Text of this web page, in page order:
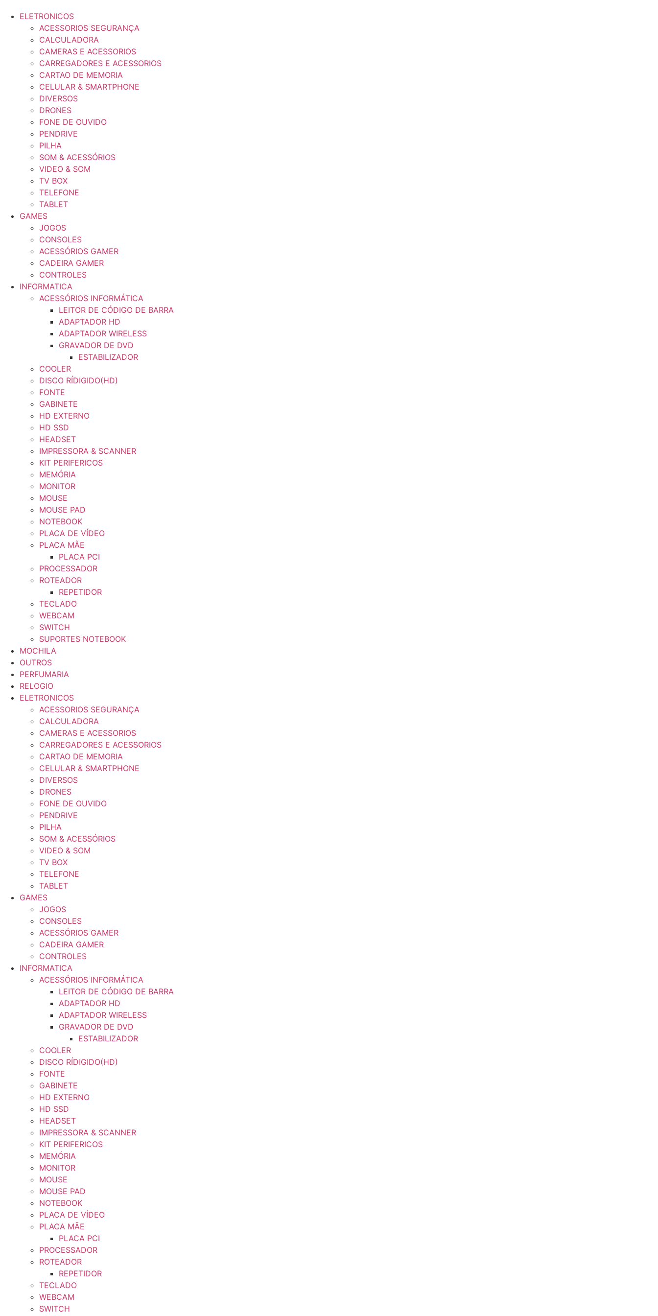
ELETRONICOS
ACESSORIOS SEGURANÇA
CALCULADORA
CAMERAS E ACESSORIOS
CARREGADORES E ACESSORIOS
CARTAO DE MEMORIA
CELULAR & SMARTPHONE
DIVERSOS
DRONES
FONE DE OUVIDO
PENDRIVE
PILHA
SOM & ACESSÓRIOS
VIDEO & SOM
TV BOX
TELEFONE
TABLET
GAMES
JOGOS
CONSOLES
ACESSÓRIOS GAMER
CADEIRA GAMER
CONTROLES
INFORMATICA
ACESSÓRIOS INFORMÁTICA
LEITOR DE CÓDIGO DE BARRA
ADAPTADOR HD
ADAPTADOR WIRELESS
GRAVADOR DE DVD
ESTABILIZADOR
COOLER
DISCO RÍDIGIDO(HD)
FONTE
GABINETE
HD EXTERNO
HD SSD
HEADSET
IMPRESSORA & SCANNER
KIT PERIFERICOS
MEMÓRIA
MONITOR
MOUSE
MOUSE PAD
NOTEBOOK
PLACA DE VÍDEO
PLACA MÃE
PLACA PCI
PROCESSADOR
ROTEADOR
REPETIDOR
TECLADO
WEBCAM
SWITCH
SUPORTES NOTEBOOK
MOCHILA
OUTROS
PERFUMARIA
RELOGIO
ELETRONICOS
ACESSORIOS SEGURANÇA
CALCULADORA
CAMERAS E ACESSORIOS
CARREGADORES E ACESSORIOS
CARTAO DE MEMORIA
CELULAR & SMARTPHONE
DIVERSOS
DRONES
FONE DE OUVIDO
PENDRIVE
PILHA
SOM & ACESSÓRIOS
VIDEO & SOM
TV BOX
TELEFONE
TABLET
GAMES
JOGOS
CONSOLES
ACESSÓRIOS GAMER
CADEIRA GAMER
CONTROLES
INFORMATICA
ACESSÓRIOS INFORMÁTICA
LEITOR DE CÓDIGO DE BARRA
ADAPTADOR HD
ADAPTADOR WIRELESS
GRAVADOR DE DVD
ESTABILIZADOR
COOLER
DISCO RÍDIGIDO(HD)
FONTE
GABINETE
HD EXTERNO
HD SSD
HEADSET
IMPRESSORA & SCANNER
KIT PERIFERICOS
MEMÓRIA
MONITOR
MOUSE
MOUSE PAD
NOTEBOOK
PLACA DE VÍDEO
PLACA MÃE
PLACA PCI
PROCESSADOR
ROTEADOR
REPETIDOR
TECLADO
WEBCAM
SWITCH